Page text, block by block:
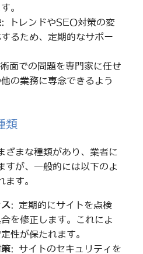
。
: トレンドやSEO対策の変
るため、定期的なサポー
面での問題を専門家に任せ
の業務に専念できるよう
類
ざまな種類があり、業者に
すが、一般的には以下のよ
ます。
: 定期的にサイトを点検
を修正します。これによ
性が保たれます。
: サイトのセキュリティを